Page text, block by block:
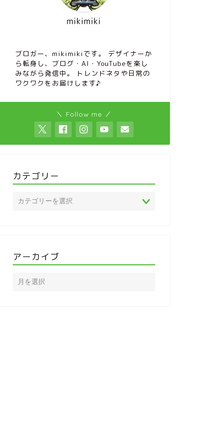
mikimiki
ブロガー、mikimikiです。 デザイナーか
ら転身し、ブログ・AI・YouTubeを楽し
みながら発信中。 トレンドネタや日常の
ワクワクをお届けします♪
＼ Follow me ／
カテゴリー
アーカイブ